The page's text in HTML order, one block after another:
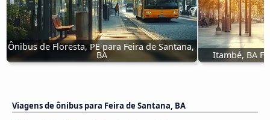
Ônibus de Floresta, PE para Feira de Santana,
BA Itambé, BA
Viagens de ônibus para Feira de Santana, BA